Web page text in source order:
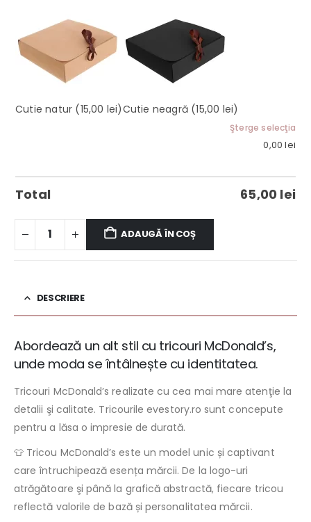
Cutie natur (15,00 lei)Cutie neagră (15,00 lei)
Şterge selecţia
0,00lei
Total 65,00 lei
ADAUGĂ ÎN COȘ
DESCRIERE
Abordează un alt stil cu tricouri McDonald’s,
unde moda se întâlnește cu identitatea.
Tricouri McDonald’s realizate cu cea mai mare atenţie la
detalii şi calitate. Tricourile evestory.ro sunt concepute
pentru a lăsa o impresie de durată.
👕 Tricou McDonald’s este un model unic și captivant
care întruchipează esența mărcii. De la logo-uri
atrăgătoare şi până la grafică abstractă, fiecare tricou
reflectă valorile de bază și personalitatea mărcii.